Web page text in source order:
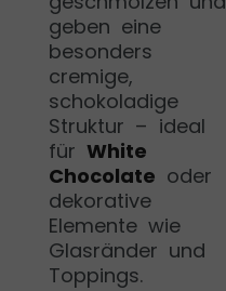
geben eine
besonders
cremige,
schokoladige
Struktur – ideal
fürWhite
Chocolate oder
dekorative
Elemente wie
Glasränder und
Toppings.